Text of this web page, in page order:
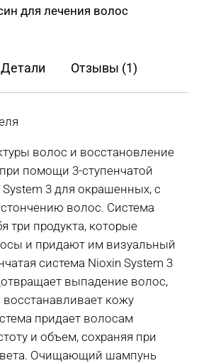
для лечения волос
Детали Отзывы (1)
волос и восстановление
помощи 3-ступенчатой
3 для окрашенных, с
волос. Система
три продукта, которые
и придают им визуальный
система Nioxin System 3
выпадение волос,
кожу
придает волосам
и объем, сохраняя при
Очищающий шампунь